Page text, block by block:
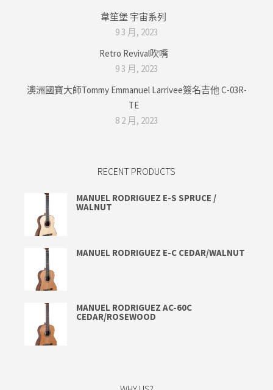
韋笙堡 宇宙系列
9 3 月, 2023
Retro Revival吹嘴
9 3 月, 2023
澳洲國寶大師Tommy Emmanuel Larrivee簽名吉他 C-03R-
TE
8 2 月, 2023
RECENT PRODUCTS
MANUEL RODRIGUEZ E-S SPRUCE /
WALNUT
MANUEL RODRIGUEZ E-C CEDAR/WALNUT
MANUEL RODRIGUEZ AC-60C
CEDAR/ROSEWOOD